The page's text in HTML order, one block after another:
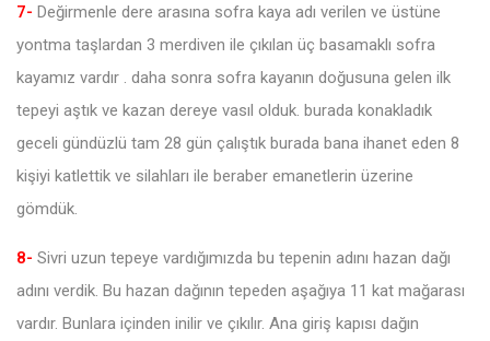
7- Değirmenle dere arasına sofra kaya adı verilen ve üstüne
yontma taşlardan 3 merdiven ile çıkılan üç basamaklı sofra
kayamız vardır . daha sonra sofra kayanın doğusuna gelen ilk
tepeyi aştık ve kazan dereye vasıl olduk. burada konakladık
geceli gündüzlü tam 28 gün çalıştık burada bana ihanet eden 8
kişiyi katlettik ve silahları ile beraber emanetlerin üzerine
gömdük.
8- Sivri uzun tepeye vardığımızda bu tepenin adını hazan dağı
adını verdik. Bu hazan dağının tepeden aşağıya 11 kat mağarası
vardır. Bunlara içinden inilir ve çıkılır. Ana giriş kapısı dağın